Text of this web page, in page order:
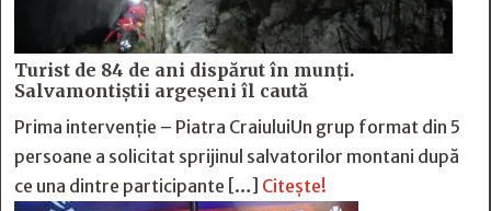
Turist de 84 de ani dispărut în munți.
Salvamontiștii argeșeni îl caută
Prima intervenție – Piatra CraiuluiUn grup format din 5
persoane a solicitat sprijinul salvatorilor montani după
ce una dintre participante […] Citește!